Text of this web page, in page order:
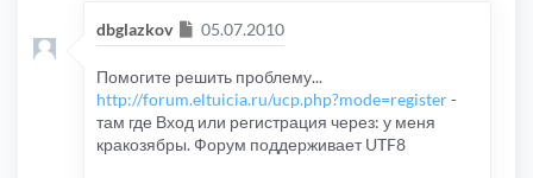
dbglazkov Сообщение
05.07.2010
Помогите решить проблему...
http://forum.eltuicia.ru/ucp.php?mode=register-
там где Вход или регистрация через: у меня
кракозябры. Форум поддерживает UTF8